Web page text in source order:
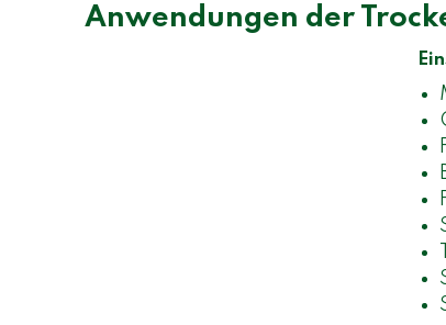
Anwendungen der